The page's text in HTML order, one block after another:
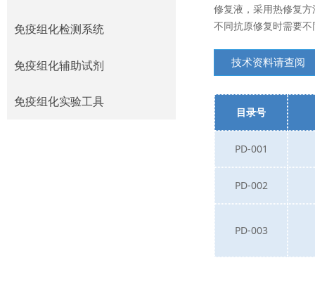
快速免疫组织化试剂盒
免疫组化检测系统
免疫组化检测系统
免疫组化辅助试剂
免疫组化辅助试剂
免疫组化实验工具
目录号
PD-001
PD-002
PD-003
修复液，采用热修复
不同抗原修复时需要
技术资料请查阅